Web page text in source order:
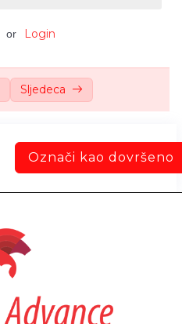
or Login
Sljedeca
Označi kao dovršeno